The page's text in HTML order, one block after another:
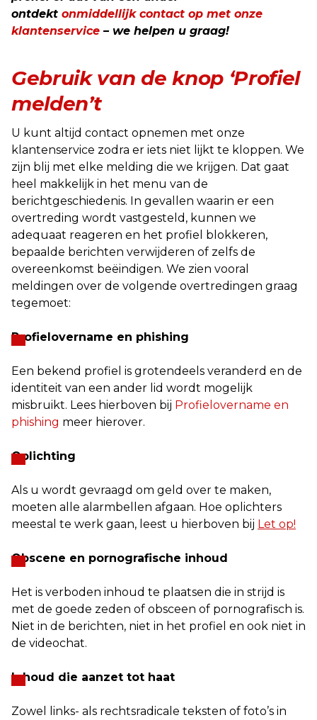
ontdekt onmiddellijk contact op met onze
klantenservice – we helpen u graag!
Gebruik van de knop ‘Profiel
melden’t
U kunt altijd contact opnemen met onze
klantenservice zodra er iets niet lijkt te kloppen. We
zijn blij met elke melding die we krijgen. Dat gaat
heel makkelijk in het menu van de
berichtgeschiedenis. In gevallen waarin er een
overtreding wordt vastgesteld, kunnen we
adequaat reageren en het profiel blokkeren,
bepaalde berichten verwijderen of zelfs de
overeenkomst beëindigen. We zien vooral
meldingen over de volgende overtredingen graag
tegemoet:
Profielovername en phishing
Een bekend profiel is grotendeels veranderd en de
identiteit van een ander lid wordt mogelijk
misbruikt. Lees hierboven bij Profielovername en
phishing meer hierover.
Oplichting
Als u wordt gevraagd om geld over te maken,
moeten alle alarmbellen afgaan. Hoe oplichters
meestal te werk gaan, leest u hierboven bij Let op!
Obscene en pornografische inhoud
Het is verboden inhoud te plaatsen die in strijd is
met de goede zeden of obsceen of pornografisch is.
Niet in de berichten, niet in het profiel en ook niet in
de videochat.
Inhoud die aanzet tot haat
Zowel links- als rechtsradicale teksten of foto’s in